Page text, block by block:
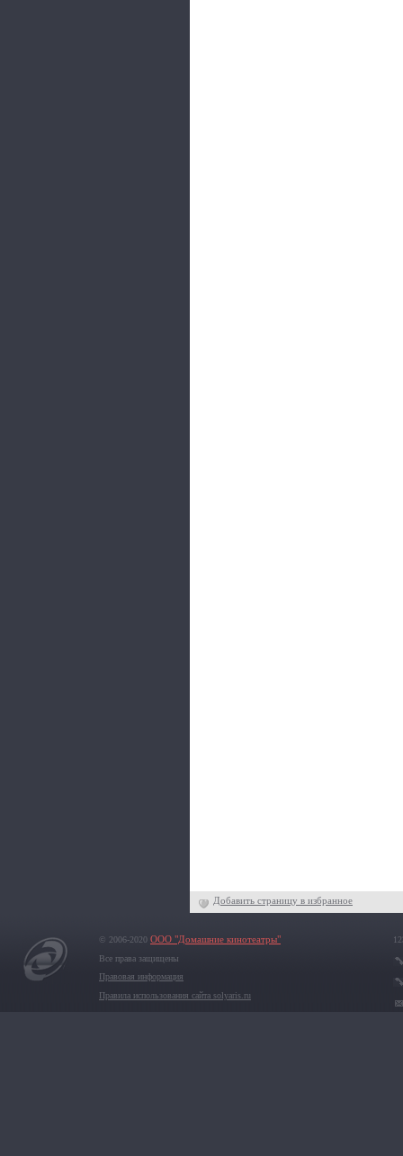
Добавить страницу в избранное
© 2006-2020 ООО "Домашние кинотеатры"
Все права защищены
Правовая информация
Правила использования сайта solyaris.ru